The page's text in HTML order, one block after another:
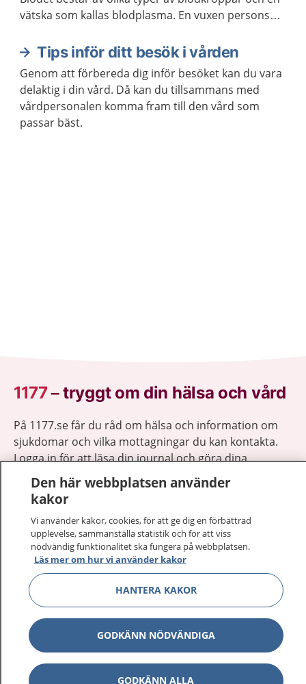
vätska som kallas blodplasma. En vuxen persons
Tips inför ditt besök i vården
Genom att förbereda dig inför besöket kan du vara
delaktig i din vård. Då kan du tillsammans med
vårdpersonalen komma fram till den vård som
passar bäst.
1177–tryggt om din hälsa och vård
På 1177.se får du råd om hälsa och information om
sjukdomar och vilka mottagningar du kan kontakta.
Logga in för att läsa din journal och göra dina
vårdärenden. Ring telefonnummer 1177 för
sjukvårdsrådgivning dygnet runt.
1177 ger dig råd när du vill må bättre.
1177 på flera språk Visa
Om 1177 Visa
Kontakt Visa
Den här webbplatsen använder
kakor
Vi använder kakor, cookies, för att ge dig en förbättrad
upplevelse, sammanställa statistik och för att viss
nödvändig funktionalitet ska fungera på webbplatsen.
Läs mer om hur vi använder kakor
HANTERA KAKOR
GODKÄNN NÖDVÄNDIGA
GODKÄNN ALLA